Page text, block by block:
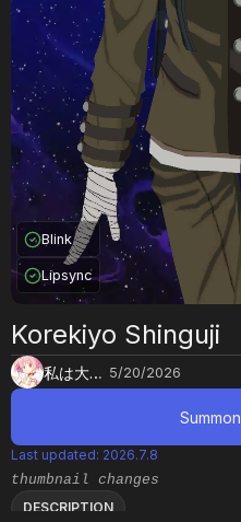
Blink
Lipsync
Korekiyo Shinguji
私は大きなマンコと大きなチンコを持ってい 5/20/2026
Summon
Last updated: 2026.7.8
thumbnail changes
DESCRIPTION